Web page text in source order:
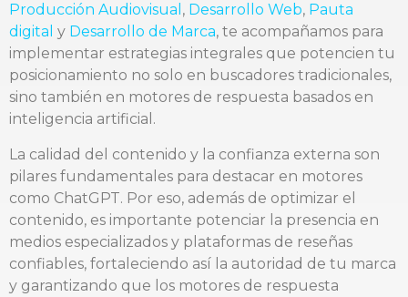
Producción Audiovisual , Desarrollo Web, Pauta
digital y Desarrollo de Marca, te acompañamos para
implementar estrategias integrales que potencien tu
posicionamiento no solo en buscadores tradicionales,
sino también en motores de respuesta basados en
inteligencia artificial.
La calidad del contenido y la confianza externa son
pilares fundamentales para destacar en motores
como ChatGPT. Por eso, además de optimizar el
contenido, es importante potenciar la presencia en
medios especializados y plataformas de reseñas
confiables, fortaleciendo así la autoridad de tu marca
y garantizando que los motores de respuesta